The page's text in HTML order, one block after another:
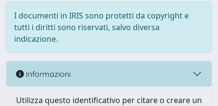
I documenti in IRIS sono protetti da copyright e
tutti i diritti sono riservati, salvo diversa
indicazione.
Informazioni
Utilizza questo identificativo per citare o creare un